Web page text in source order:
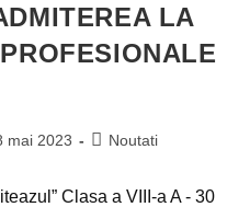
LA
mai 2023 Noutati
Clasa a VIII-a A - 30